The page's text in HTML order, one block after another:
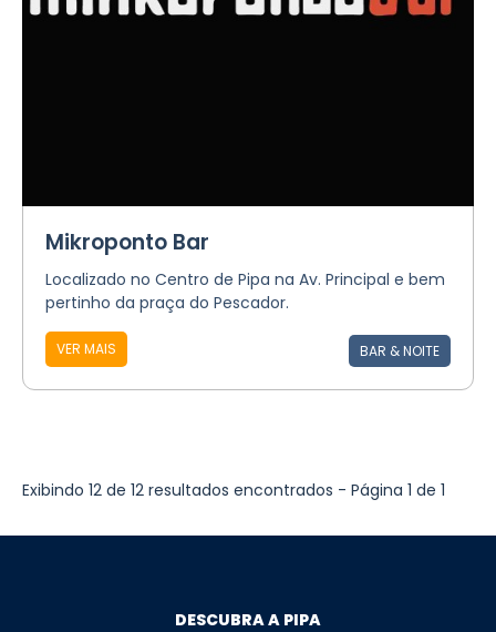
Mikroponto Bar
Localizado no Centro de Pipa na Av. Principal e bem
pertinho da praça do Pescador.
VER MAIS BAR & NOITE
Exibindo 12 de 12 resultados encontrados - Página 1 de 1
DESCUBRA A PIPA